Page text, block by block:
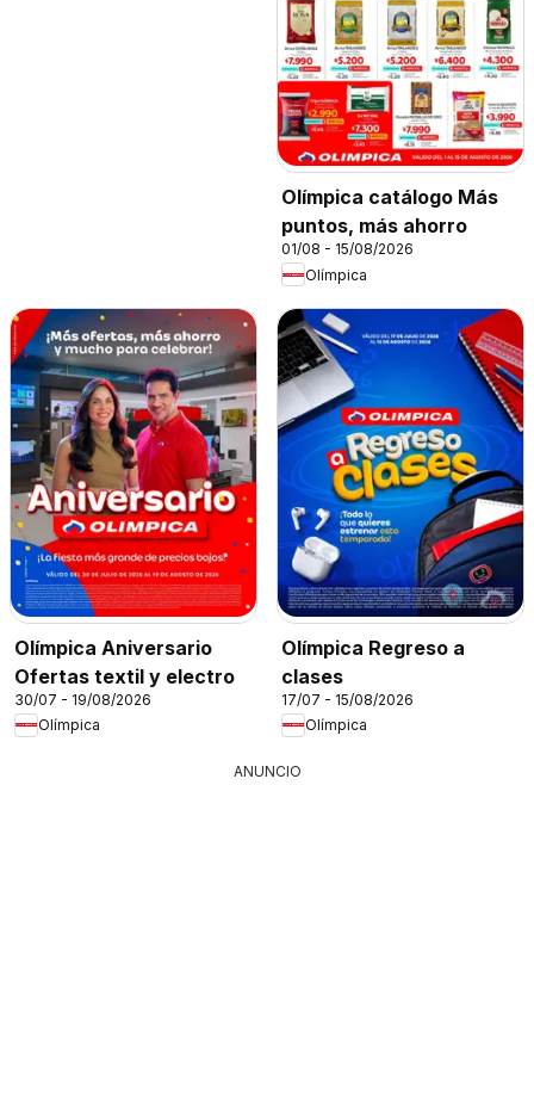
Olímpica catálogo Más
puntos, más ahorro
01/08 - 15/08/2026
Olímpica
Olímpica Aniversario
Ofertas textil y electro
30/07 - 19/08/2026
Olímpica
Olímpica Regreso a
clases
17/07 - 15/08/2026
Olímpica
ANUNCIO